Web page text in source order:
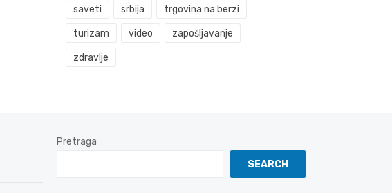
saveti srbija trgovina na berzi
turizam video zapošljavanje
zdravlje
Pretraga
SEARCH